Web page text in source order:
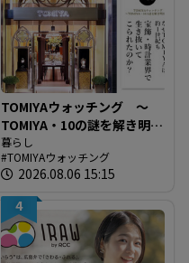
TOMIYAウォッチング ～
TOMIYA・10の謎を解き明か
す～ 謎03 「なぜTOMIYAは
約1世紀も宝飾・時計業界で
生き抜いてこられたの
か？」
暮らし
TOMIYAウォッチング
2026.08.06 15:15
4